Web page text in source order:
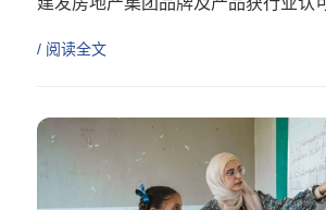
/ 阅读全文